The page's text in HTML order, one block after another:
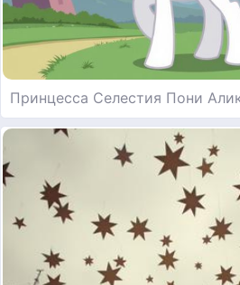
Принцесса Селестия Пони